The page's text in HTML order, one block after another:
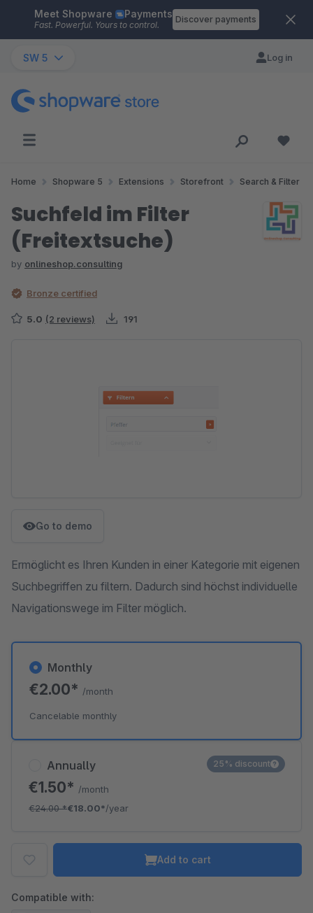
Skip to main content
Meet Shopware Payments
Fast. Powerful. Yours to control.
Discover payments
SW 5 Log in
Home Shopware 5 Extensions Storefront Search & Filter
Suchfeld im Filter
(Freitextsuche)
by onlineshop.consulting
Bronze certified
5.0 (2 reviews) 191
Go to demo
Ermöglicht es Ihren Kunden in einer Kategorie mit eigenen
Suchbegriffen zu filtern. Dadurch sind höchst individuelle
Navigationswege im Filter möglich.
Annually
€1.50* /month
€24.00*€18.00*/year
25% discount
Monthly
€2.00* /month
Cancelable monthly
Add to cart
Compatible with: